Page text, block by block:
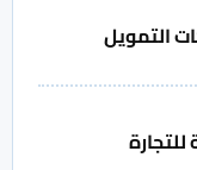
التمويل
للتجارة